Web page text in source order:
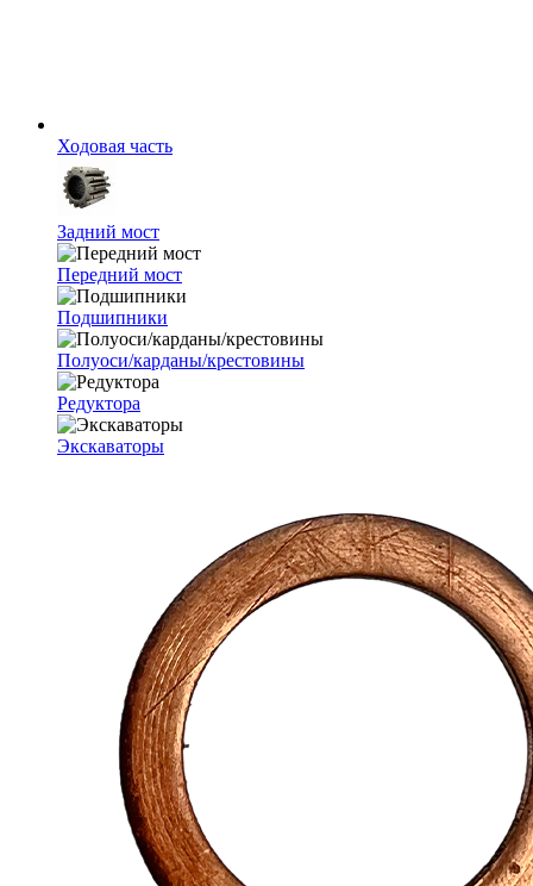
Ходовая часть
Задний мост
Передний мост
Подшипники
Полуоси/карданы/крестовины
Редуктора
Экскаваторы